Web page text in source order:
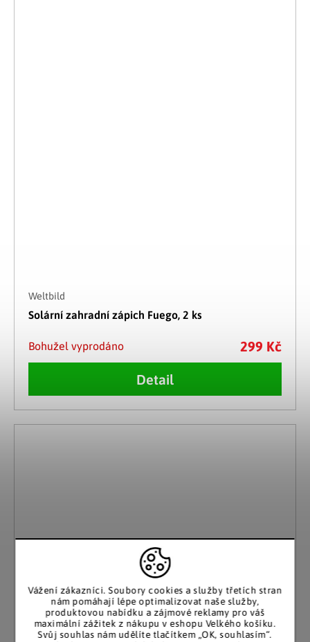
Vážení zákazníci. Soubory cookies a služby třetích stran
nám pomáhají lépe optimalizovat naše služby,
produktovou nabídku a zájmové reklamy pro váš
maximální zážitek z nákupu v eshopu Velkého košíku.
Svůj souhlas nám udělíte tlačítkem „OK, souhlasím“.
Weltbild
Solární zahradní zápich Fuego, 2 ks
Bohužel vyprodáno 299 Kč
Detail